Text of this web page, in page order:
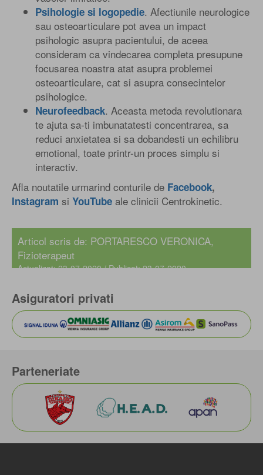
Psihologie si logopedie. Afectiunile neurologice
sau osteoarticulare pot avea un impact
psihologic asupra pacientului, de aceea
consideram ca vindecarea completa presupune
focusarea noastra atat asupra problemei
osteoarticulare, cat si asupra consecintelor
psihologice.
Neurofeedback. Aceasta metoda revolutionara
te ajuta sa-ti imbunatatesti concentrarea, sa
reduci anxietatea si sa dobandesti un echilibru
emotional, toate printr-un proces simplu si
interactiv.
Afla noutatile urmarind conturile de Facebook,
Instagram si YouTube ale clinicii Centrokinetic.
Articol scris de: PORTARESCO VERONICA,
Fizioterapeut
Actualizat: 23-07-2020 / Publicat: 23-07-2020
Asiguratori privati
Parteneriate